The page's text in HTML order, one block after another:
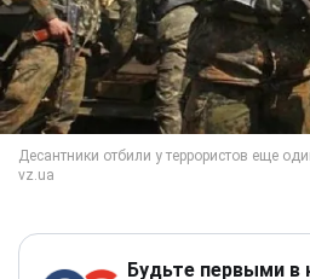
Будьте первыми в